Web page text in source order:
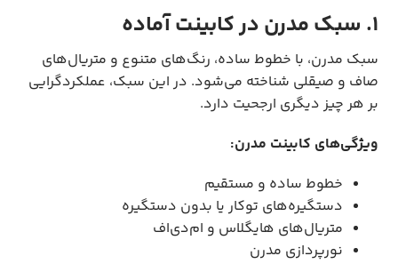
1. سبک مدرن در کابینت آماده
سبک مدرن، با خطوط ساده، رنگ‌های متنوع و متریال‌های
صاف و صیقلی شناخته می‌شود. در این سبک، عملکردگرایی
بر هر چیز دیگری ارجحیت دارد.
ویژگی‌های کابینت مدرن:
خطوط ساده و مستقیم
دستگیره‌های توکار یا بدون دستگیره
متریال‌های هایگلاس و ام‌دی‌اف
نورپردازی مدرن